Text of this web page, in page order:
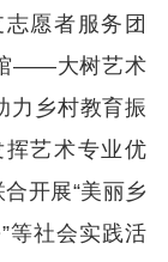
愿者服务团
——大树艺术
力乡村教育振
艺术专业优
开展“美丽乡
等社会实践活